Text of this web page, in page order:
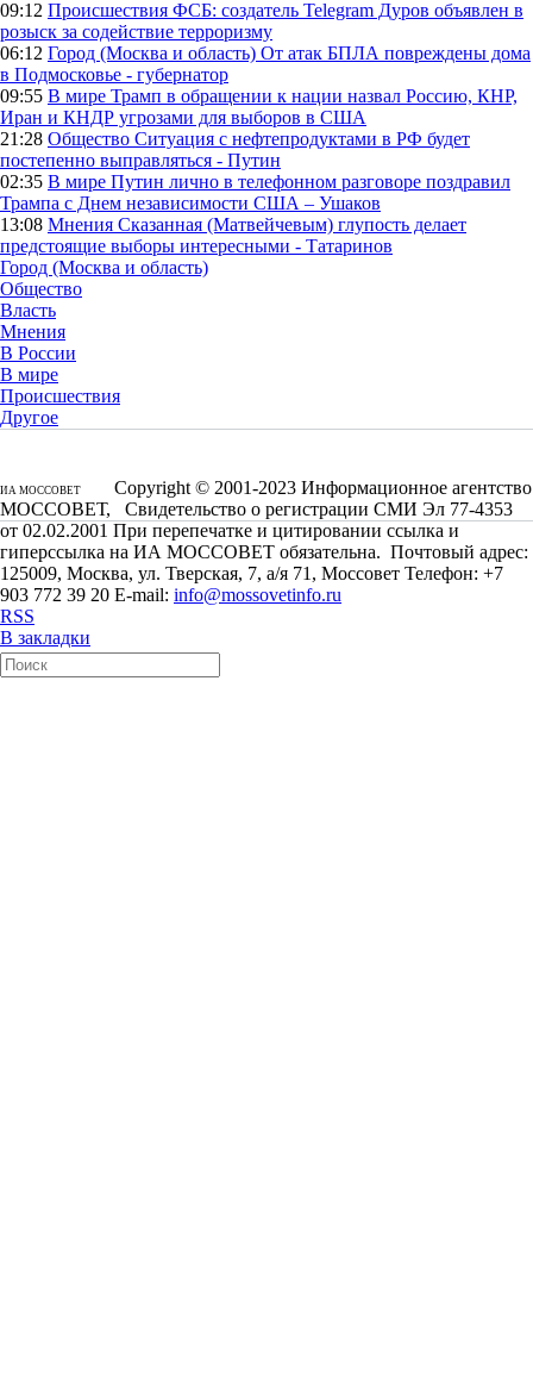
09:12 Происшествия ФСБ: создатель Telegram Дуров объявлен в
розыск за содействие терроризму
06:12 Город (Москва и область) От атак БПЛА повреждены дома
в Подмосковье - губернатор
09:55 В мире Трамп в обращении к нации назвал Россию, КНР,
Иран и КНДР угрозами для выборов в США
21:28 Общество Ситуация с нефтепродуктами в РФ будет
постепенно выправляться - Путин
02:35 В мире Путин лично в телефонном разговоре поздравил
Трампа с Днем независимости США – Ушаков
13:08 Мнения Сказанная (Матвейчевым) глупость делает
предстоящие выборы интересными - Татаринов
Город (Москва и область)
Общество
Власть
Мнения
В России
В мире
Происшествия
Другое
ИА МОССОВЕТ
Copyright © 2001-2023 Информационное агентство
МОССОВЕТ, Свидетельство о регистрации СМИ Эл 77-4353
от 02.02.2001 При перепечатке и цитировании ссылка и
гиперссылка на ИА МОССОВЕТ обязательна. Почтовый адрес:
125009, Москва, ул. Тверская, 7, а/я 71, Моссовет Телефон: +7
903 772 39 20 E-mail: info@mossovetinfo.ru
RSS
В закладки